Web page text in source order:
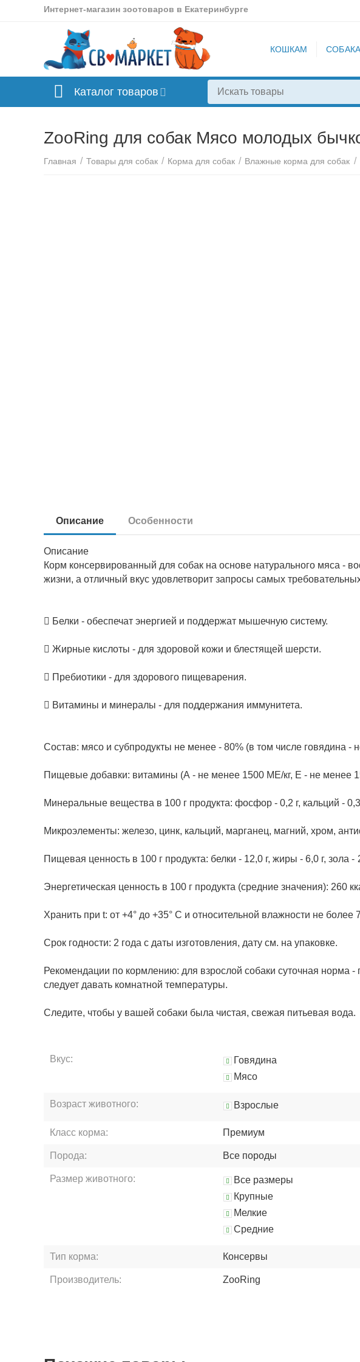
Интернет-магазин зоотоваров в Екатеринбурге
КОШКАМ
Каталог товаров
ZooRing для собак Мясо молодых
Главная / Товары для собак / Корма для собак / Влажные корма для собак /
Описание Особенности
Описание
Корм консервированный для собак на основе натурального мяса -
жизни, а отличный вкус удовлетворит запросы самых
 Белки - обеспечат энергией и поддержат мышечную систему.
 Жирные кислоты - для здоровой кожи и блестящей шерсти.
 Пребиотики - для здорового пищеварения.
 Витамины и минералы - для поддержания иммунитета.
Состав: мясо и субпродукты не менее - 80% (в том числе говядина -
Пищевые добавки: витамины (А - не менее 1500 МЕ/кг, Е - не менее
Минеральные вещества в 100 г продукта: фосфор - 0,2 г, кальций -
Микроэлементы: железо, цинк, кальций, марганец, магний, хром,
Пищевая ценность в 100 г продукта: белки - 12,0 г, жиры - 6,0 г, зола -
Энергетическая ценность в 100 г продукта (средние значения): 260
Хранить при t: от +4° до +35° C и относительной влажности не
Срок годности: 2 года с даты изготовления, дату см. на упаковке.
Рекомендации по кормлению: для взрослой собаки суточная норма
следует давать комнатной температуры.
Следите, чтобы у вашей собаки была чистая, свежая питьевая вода.
Вкус:
Говядина
Мясо
Возраст животного: Взрослые
Класс корма: Премиум
Порода: Все породы
Размер животного:
Все размеры
Крупные
Мелкие
Средние
Тип корма: Консервы
Производитель: ZooRing